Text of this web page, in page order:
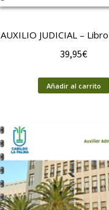
AUXILIO JUDICIAL –
39,95€
Añadir al carrito